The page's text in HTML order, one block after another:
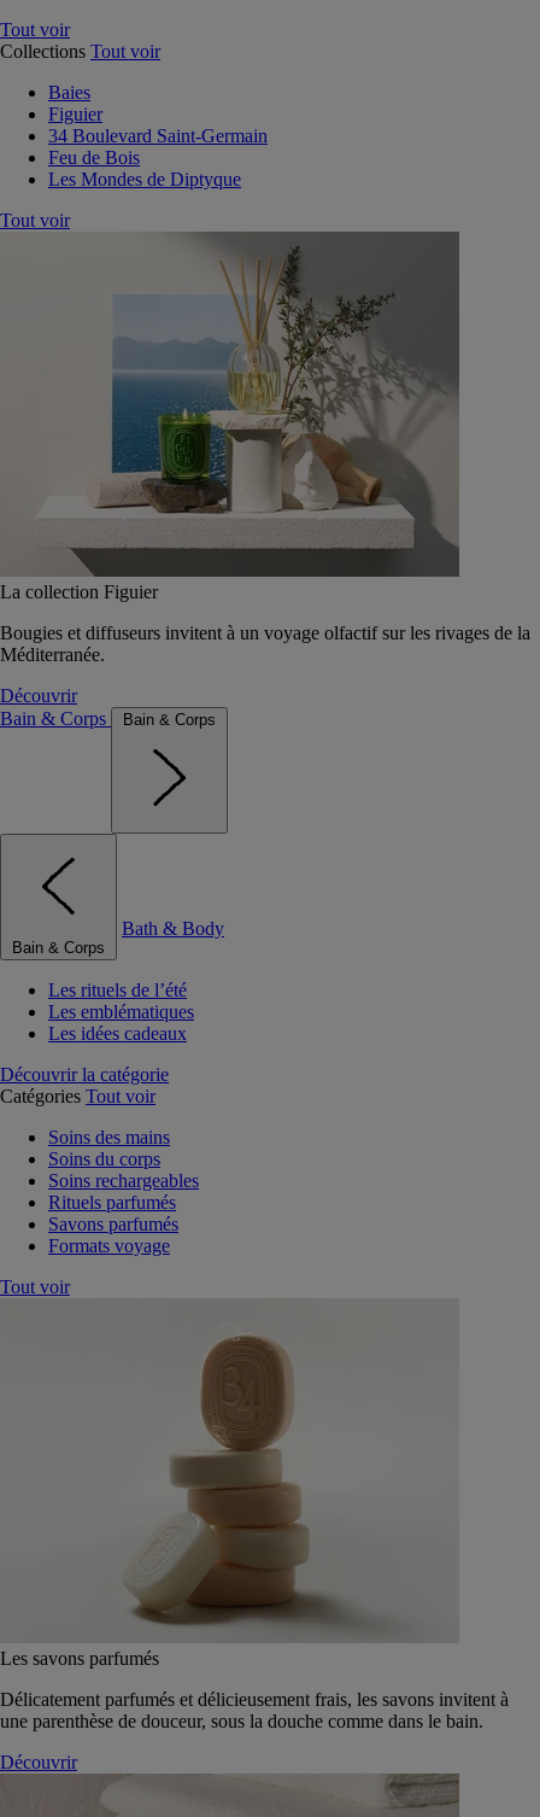
Tout voir
Collections Tout voir
Baies
Figuier
34 Boulevard Saint-Germain
Feu de Bois
Les Mondes de Diptyque
Tout voir
La collection Figuier
Bougies et diffuseurs invitent à un voyage olfactif sur les rivages de la
Méditerranée.
Découvrir
Bain & Corps
Bain & Corps
Bain & Corps
Bath & Body
Les rituels de l’été
Les emblématiques
Les idées cadeaux
Découvrir la catégorie
Catégories Tout voir
Soins des mains
Soins du corps
Soins rechargeables
Rituels parfumés
Savons parfumés
Formats voyage
Tout voir
Les savons parfumés
Délicatement parfumés et délicieusement frais, les savons invitent à
une parenthèse de douceur, sous la douche comme dans le bain.
Découvrir